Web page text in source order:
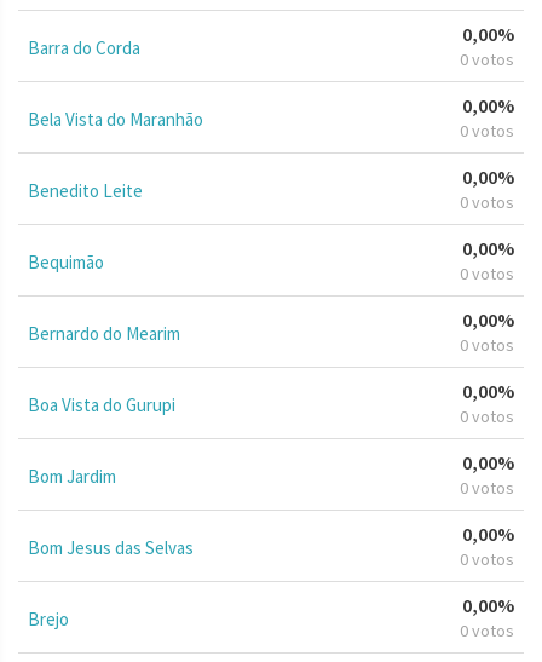
Barra do Corda
0,00%
0 votos
Bela Vista do Maranhão
0,00%
0 votos
Benedito Leite
0,00%
0 votos
Bequimão
0,00%
0 votos
Bernardo do Mearim
0,00%
0 votos
Boa Vista do Gurupi
0,00%
0 votos
Bom Jardim
0,00%
0 votos
Bom Jesus das Selvas
0,00%
0 votos
Brejo
0,00%
0 votos